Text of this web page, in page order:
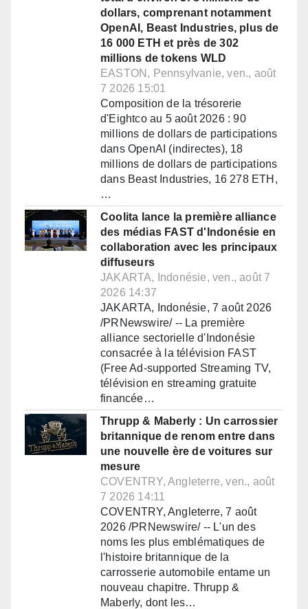
dollars, comprenant notamment
OpenAI, Beast Industries, plus de
16 000 ETH et près de 302
millions de tokens WLD
EASTON, Pennsylvanie, ven., août
7 2026 15:01
Composition de la trésorerie
d'Eightco au 5 août 2026 : 90
millions de dollars de participations
dans OpenAI (indirectes), 18
millions de dollars de participations
dans Beast Industries, 16 278 ETH,
…
Coolita lance la première alliance
des médias FAST d'Indonésie en
collaboration avec les principaux
diffuseurs
JAKARTA, Indonésie, ven., août 7
2026 14:37
JAKARTA, Indonésie, 7 août 2026
/PRNewswire/ -- La première
alliance sectorielle d'Indonésie
consacrée à la télévision FAST
(Free Ad-supported Streaming TV,
télévision en streaming gratuite
financée…
Thrupp & Maberly : Un carrossier
britannique de renom entre dans
une nouvelle ère de voitures sur
mesure
COVENTRY, Angleterre, ven., août
7 2026 14:11
COVENTRY, Angleterre, 7 août
2026 /PRNewswire/ -- L'un des
noms les plus emblématiques de
l'histoire britannique de la
carrosserie automobile entame un
nouveau chapitre. Thrupp &
Maberly, dont les…